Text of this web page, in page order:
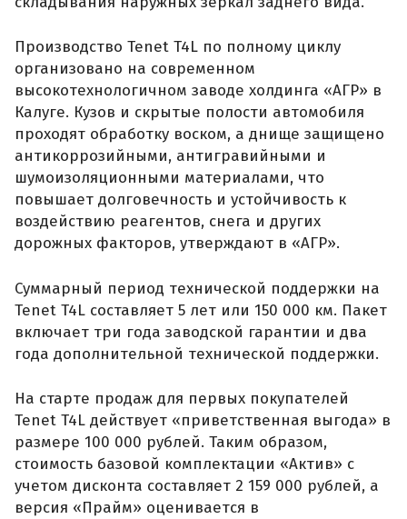
Производство Tenet T4L по полному циклу
организовано на современном
высокотехнологичном заводе холдинга «АГР» в
Калуге. Кузов и скрытые полости автомобиля
проходят обработку воском, а днище защищено
антикоррозийными, антигравийными и
шумоизоляционными материалами, что
повышает долговечность и устойчивость к
воздействию реагентов, снега и других
дорожных факторов, утверждают в «АГР».
Суммарный период технической поддержки на
Tenet T4L составляет 5 лет или 150 000 км. Пакет
включает три года заводской гарантии и два
года дополнительной технической поддержки.
На старте продаж для первых покупателей
Tenet T4L действует «приветственная выгода» в
размере 100 000 рублей. Таким образом,
стоимость базовой комплектации «Актив» с
учетом дисконта составляет 2 159 000 рублей, а
версия «Прайм» оценивается в